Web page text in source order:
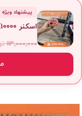
پیشنهاد ویژه
اسکنر PX10000
113,000,000